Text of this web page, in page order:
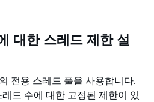
대한 스레드 제한 설
전용 스레드 풀을 사용합니다.
드 수에 대한 고정된 제한이 있